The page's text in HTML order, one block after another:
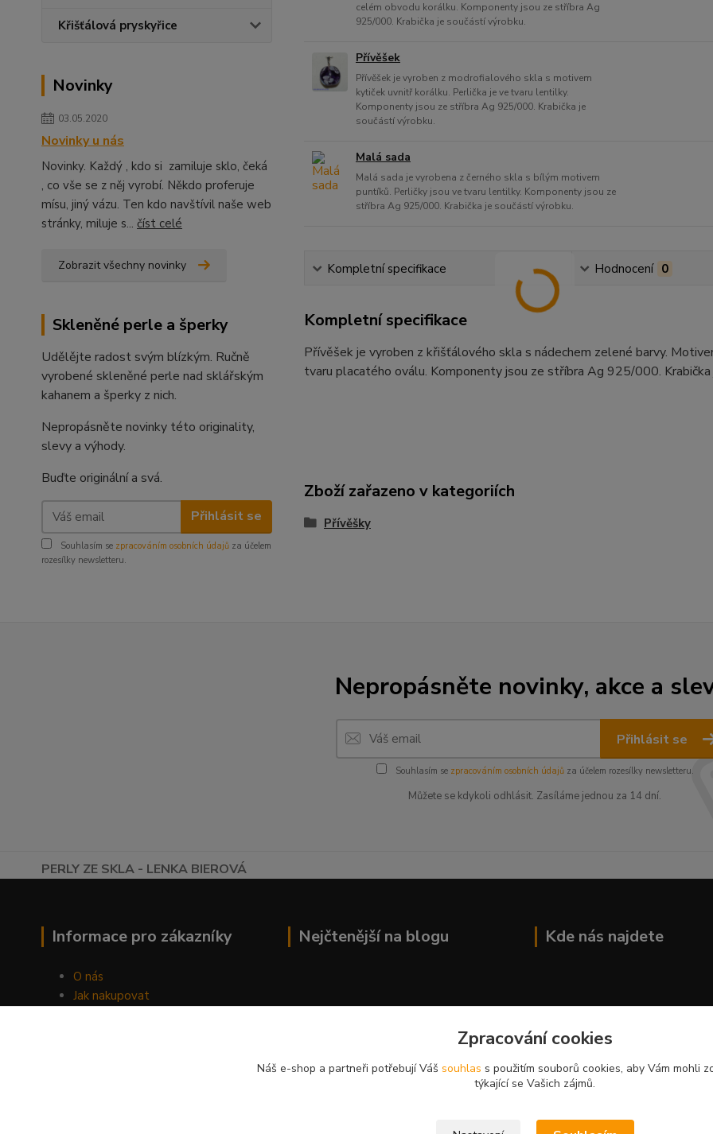
Křišťálová pryskyřice
Novinky
03.05.2020
Novinky u nás
Novinky. Každý , kdo si zamiluje sklo, čeká
, co vše se z něj vyrobí. Někdo proferuje
mísu, jiný vázu. Ten kdo navštívil naše web
stránky, miluje s... číst celé
Zobrazit všechny novinky
Skleněné perle a šperky
Udělějte radost svým blízkým. Ručně
vyrobené skleněné perle nad sklářským
kahanem a šperky z nich.
Nepropásněte novinky této originality,
slevy a výhody.
Buďte originální a svá.
Přihlásit se
Souhlasím se zpracováním osobních údajů za účelem
rozesílky newsletteru.
celém obvodu korálku. Komponenty jsou ze stříbra Ag
925/000. Krabička je součástí výrobku.
Přívěšek
Přívěšek je vyroben z modrofialového skla s motivem
kytiček uvnitř korálku. Perlička je ve tvaru lentilky.
Komponenty jsou ze stříbra Ag 925/000. Krabička je
součástí výrobku.
Malá sada
Malá sada je vyrobena z černého skla s bílým motivem
puntíků. Perličky jsou ve tvaru lentilky. Komponenty jsou ze
stříbra Ag 925/000. Krabička je součástí výrobku.
Kompletní specifikace Hodnocení 0
Kompletní specifikace
Přívěšek je vyroben z křišťálového skla s nádechem zelené barvy.
tvaru placatého oválu. Komponenty jsou ze stříbra Ag 925/000.
Zboží zařazeno v kategoriích
Přívěšky
Nepropásněte novinky, akce a
Přihlásit se
Souhlasím se zpracováním osobních údajůza účelem rozesílky newsletteru.
Můžete se kdykoli odhlásit. Zasíláme jednou za 14 dní.
PERLY ZE SKLA - LENKA BIEROVÁ
Informace pro zákazníky
O nás
Jak nakupovat
Nejčtenější na blogu Kde nás najdete
Zpracování cookies
Náš e-shop a partneři potřebují Váš souhlas s použitím souborů cookies, aby Vám mohli
týkající se Vašich zájmů.